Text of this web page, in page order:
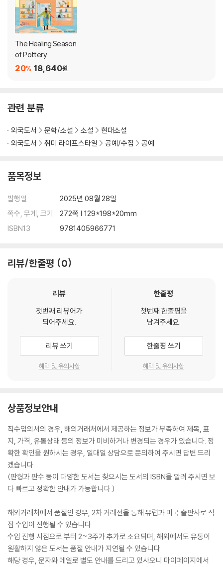
From a rising talent, this is an uplifting story of new frien
ds and old practices, of finding community, and of what
orld.
The Healing Season
of Pottery
18,640원
20%
관련 분류
외국도서 문학/소설 소설
현대소설
외국도서
취미 라이프스타일 공예/수집 공예
품목정보
발행일
2025년 08월 28일
쪽수, 무게, 크기
272쪽 | 129*198*20mm
ISBN13
9781405966771
리뷰/한줄평 0
리뷰
첫번째 리뷰어가
되어주세요.
리뷰 쓰기
혜택 및 유의사항
한줄평
첫번째 한줄평을
남겨주세요.
한줄평 쓰기
혜택 및 유의사항
상품정보안내
직수입외서의 경우, 해외거래처에서 제공하는 정보가 부족하여 제목, 표
지, 가격, 유통상태 등의 정보가 미비하거나 변경되는 경우가 있습니다. 정
확한 확인을 원하시는 경우, 일대일 상담으로 문의하여 주시면 답변 드리
겠습니다.
(판형과 판수 등이 다양한 도서는 찾으시는 도서의 ISBN을 알려 주시면 보
다 빠르고 정확한 안내가 가능합니다.)
해외거래처에서 품절인 경우, 2차 거래선을 통해 유럽과 미국 출판사로 직
접 수입이 진행될 수 있습니다.
수입 진행 시점으로 부터 2~3주가 추가로 소요되며, 해외에서도 유통이
원활하지 않은 도서는 품절 안내가 지연될 수 있습니다.
해당 경우, 문자와 메일로 별도 안내를 드리고 있사오니 마이페이지에서